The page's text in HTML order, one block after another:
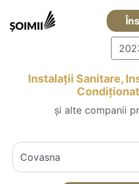
Instalații Sanitare,
și alte companii